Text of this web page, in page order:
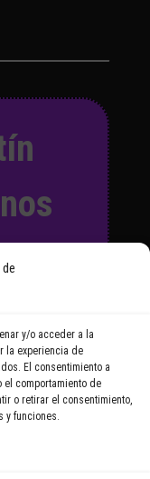
y/o acceder a la
la experiencia de
El consentimiento a
comportamiento de
o retirar el consentimiento,
y funciones.
las
que